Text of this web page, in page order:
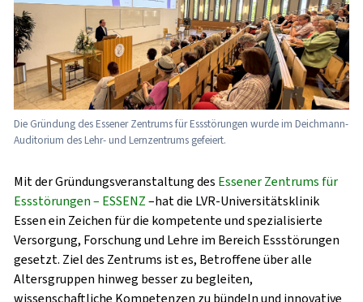
Die Gründung des Essener Zentrums für Essstörungen wurde im Deichmann-
Auditorium des Lehr- und Lernzentrums gefeiert.
Mit der Gründungsveranstaltung des Essener Zentrums für
Essstörungen – ESSENZ–hat die LVR-Universitätsklinik
Essen ein Zeichen für die kompetente und spezialisierte
Versorgung, Forschung und Lehre im Bereich Essstörungen
gesetzt. Ziel des Zentrums ist es, Betroffene über alle
Altersgruppen hinweg besser zu begleiten,
wissenschaftliche Kompetenzen zu bündeln und innovative